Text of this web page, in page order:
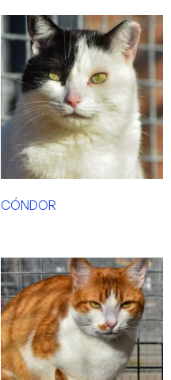
CÓNDOR